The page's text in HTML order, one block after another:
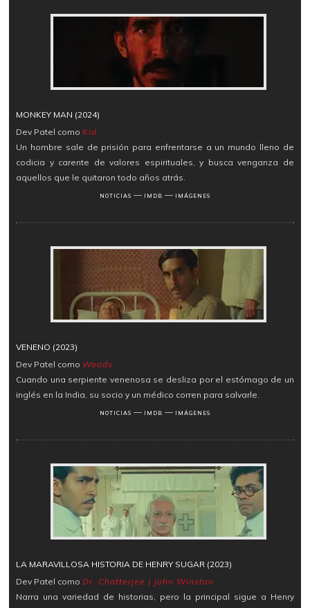
MONKEY MAN (2024)
Dev Patel comoKid
Un hombre sale de prisión para enfrentarse a un mundo lleno de
codicia y carente de valores espirituales, y busca venganza de
aquellos que le quitaron todo años atrás.
NOTICIAS ― IMDB ― IMÁGENES
VENENO (2023)
Dev Patel como Woods
Cuando una serpiente venenosa se desliza por el estómago de un
inglés en la India, su socio y un médico corren para salvarle.
NOTICIAS ― IMDB ― IMÁGENES
LA MARAVILLOSA HISTORIA DE HENRY SUGAR (2023)
Dev Patel comoDr. Chatterjee | John Winston
Narra una variedad de historias, pero la principal sigue a Henry